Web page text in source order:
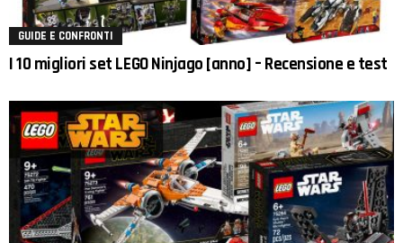
GUIDE E CONFRONTI
I 10 migliori set LEGO Ninjago [anno] – Recensione e test